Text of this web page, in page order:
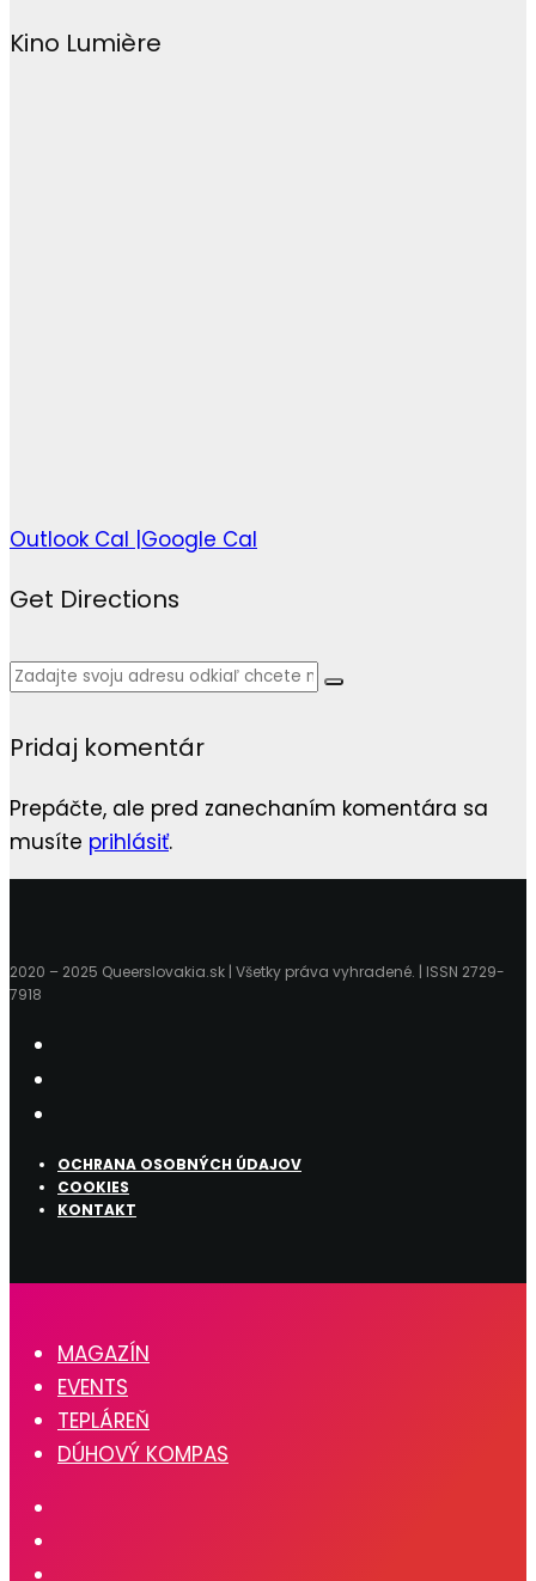
Kino Lumière
Outlook Cal |Google Cal
Get Directions
Pridaj komentár
Prepáčte, ale pred zanechaním komentára sa
musíte prihlásiť.
2020 – 2025 Queerslovakia.sk | Všetky práva vyhradené. | ISSN 2729-
7918
OCHRANA OSOBNÝCH ÚDAJOV
COOKIES
KONTAKT
MAGAZÍN
EVENTS
TEPLÁREŇ
DÚHOVÝ KOMPAS